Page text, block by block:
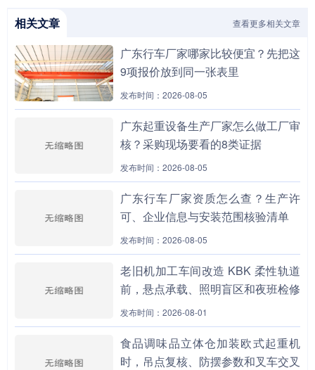
相关文章 查看更多相关文章
广东行车厂家哪家比较便宜？先把这
9项报价放到同一张表里
发布时间：2026-08-05
广东起重设备生产厂家怎么做工厂审
核？采购现场要看的8类证据
发布时间：2026-08-05
广东行车厂家资质怎么查？生产许
可、企业信息与安装范围核验清单
发布时间：2026-08-05
老旧机加工车间改造 KBK 柔性轨道
前，悬点承载、照明盲区和夜班检修
上人路径为什么要先做边界包？
发布时间：2026-08-01
食品调味品立体仓加装欧式起重机
时，吊点复核、防摆参数和叉车交叉